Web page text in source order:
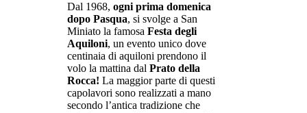
Dal 1968, ogni prima domenica
dopo Pasqua, si svolge a San
Miniato la famosa Festa degli
Aquiloni, un evento unico dove
centinaia di aquiloni prendono il
volo la mattina dal Prato della
Rocca! La maggior parte di questi
capolavori sono realizzati a mano
secondo l’antica tradizione che